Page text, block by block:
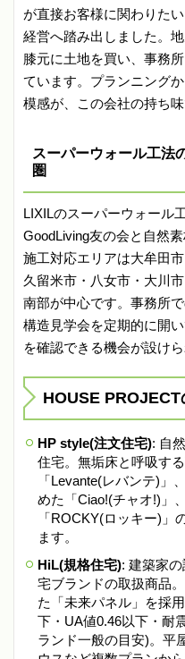
が直接お客様に関わりた
経営へ踏み出しました。
膝元に土地を買い、事務
ています。プランニング
模感が、この会社の持ち味
スーパーウォール工法
圏
LIXILのスーパーウォール
GoodLiving友の会と自然
施工対応エリアは大牟田
久留米市・八女市・大川
南部が中心です。事務所
構造見学会を定期的に開
を確認できる機会が設けら
HOUSE
HP style(注文住宅): 自
住宅。無垢床と呼吸す
「Levante(レバンテ)」
めた「Ciao!(チャオ!)」
「ROCKY(ロッキー)」
ます。
HiL(規格住宅): 建築家
宅ブランドの取扱商品
た「未来パネル」を採
下・UA値0.46以下・耐
ランド一般の目安)。平